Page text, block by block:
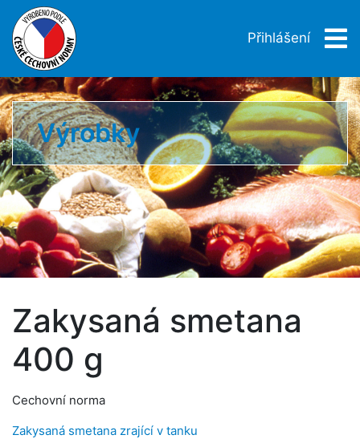
Přihlášení
Výrobky
Zakysaná smetana
400 g
Cechovní norma
Zakysaná smetana zrající v tanku